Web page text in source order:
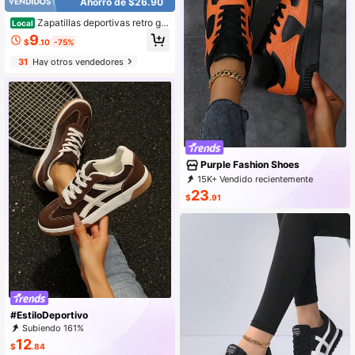
Local Zapatillas deportivas retro gru
esas con empeine para mujer, depor
tivas informales, ligeras y antidesliz
antes, tenis, deportivas.
$9.10 -75%
31Hay otros vendedores
#EstiloDeportivo
Subiendo 161%
$12.84
Purple Fashion Shoes
15K+ Vendido recientemente
4K+ Recompra
$23.91